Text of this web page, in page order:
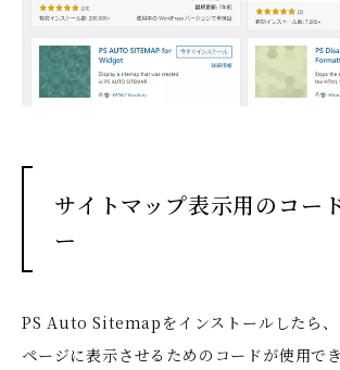
サイトマップ表示用のコー
ー
PS Auto Sitemapをインストールしたら、
ページに表示させるためのコードが使用で